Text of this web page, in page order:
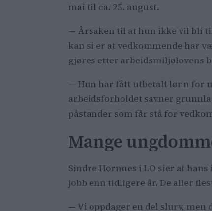
mai til ca. 25. august.
— Årsaken til at hun ikke vil bli
kan si er at vedkommende har
gjøres etter arbeidsmiljølovens
— Hun har fått utbetalt lønn for
arbeidsforholdet savner
påstander som får stå for
Mange
Sindre Hornnes i LO sier at
jobb enn tidligere år. De aller
— Vi oppdager en del slurv,